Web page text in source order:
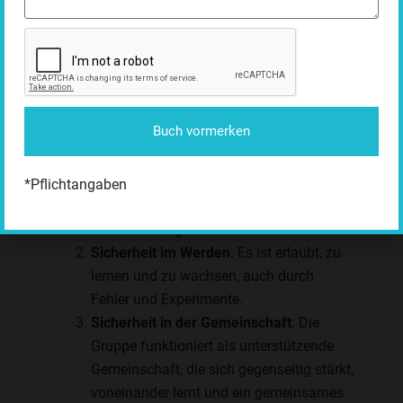
Sicherheit im Sein
vor Ablehnung.
Sicherheit im Werden : Es ist erlaubt, zu
lernen und zu wachsen, auch durch
Fehler und Experimente.
Sicherheit in der Gemeinschaft: Die
Gruppe funktioniert als unterstützende
Gemeinschaft, die sich gegenseitig stärkt,
voneinander lernt und ein gemeinsames
Buch vormerken
*Pflichtangaben